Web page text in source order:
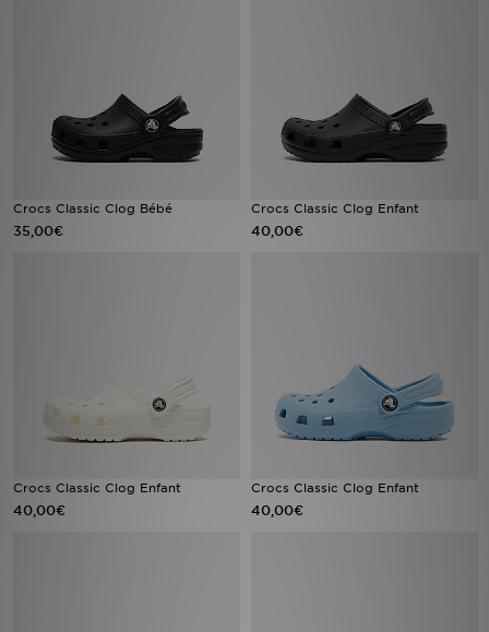
Crocs Classic Clog Bébé
35,00€
Crocs Classic Clog Enfant
40,00€
Crocs Classic Clog Enfant
40,00€
Crocs Classic Clog Enfant
40,00€
Nos Magasins